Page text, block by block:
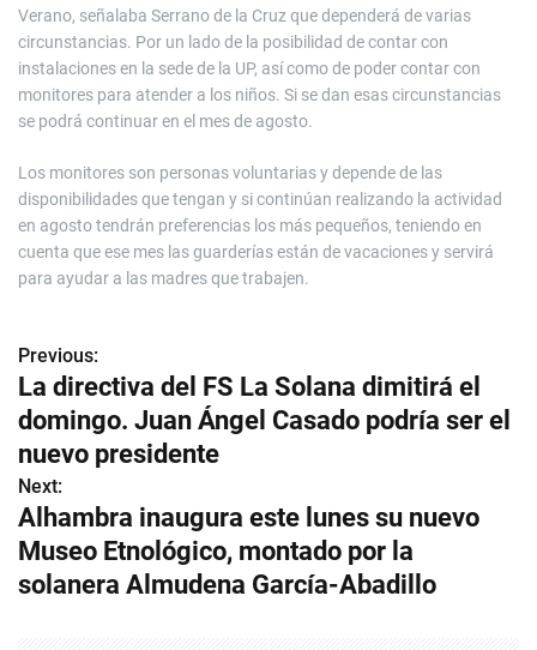
Verano, señalaba Serrano de la Cruz que dependerá de varias
circunstancias. Por un lado de la posibilidad de contar con
instalaciones en la sede de la UP, así como de poder contar con
monitores para atender a los niños. Si se dan esas circunstancias
se podrá continuar en el mes de agosto.
Los monitores son personas voluntarias y depende de las
disponibilidades que tengan y si continúan realizando la actividad
en agosto tendrán preferencias los más pequeños, teniendo en
cuenta que ese mes las guarderías están de vacaciones y servirá
para ayudar a las madres que trabajen.
N
a
v
e
g
a
Previous:
La directiva del FS La Solana dimitirá el
domingo. Juan Ángel Casado podría ser el
nuevo presidente
Next:
Alhambra inaugura este lunes su nuevo
Museo Etnológico, montado por la
solanera Almudena García-Abadillo